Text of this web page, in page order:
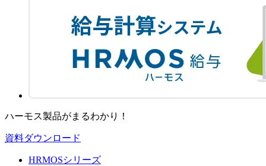
ハーモス製品がまるわかり！
資料ダウンロード
HRMOSシリーズ